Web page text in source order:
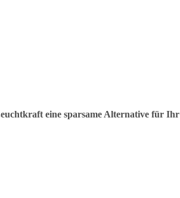
eine sparsame Alternative für Ihr